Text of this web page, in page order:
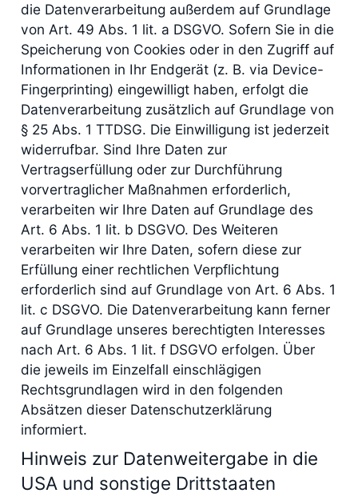
die Datenverarbeitung außerdem auf Grundlage
von Art. 49 Abs. 1 lit. a DSGVO. Sofern Sie in die
Speicherung von Cookies oder in den Zugriff auf
Informationen in Ihr Endgerät (z. B. via Device-
Fingerprinting) eingewilligt haben, erfolgt die
Datenverarbeitung zusätzlich auf Grundlage von
§ 25 Abs. 1 TTDSG. Die Einwilligung ist jederzeit
widerrufbar. Sind Ihre Daten zur
Vertragserfüllung oder zur Durchführung
vorvertraglicher Maßnahmen erforderlich,
verarbeiten wir Ihre Daten auf Grundlage des
Art. 6 Abs. 1 lit. b DSGVO. Des Weiteren
verarbeiten wir Ihre Daten, sofern diese zur
Erfüllung einer rechtlichen Verpflichtung
erforderlich sind auf Grundlage von Art. 6 Abs. 1
lit. c DSGVO. Die Datenverarbeitung kann ferner
auf Grundlage unseres berechtigten Interesses
nach Art. 6 Abs. 1 lit. f DSGVO erfolgen. Über
die jeweils im Einzelfall einschlägigen
Rechtsgrundlagen wird in den folgenden
Absätzen dieser Datenschutzerklärung
informiert.
Hinweis zur Datenweitergabe in die
USA und sonstige Drittstaaten